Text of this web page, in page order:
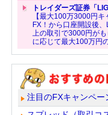
トレイダーズ証券「
【最大100万3000円
FX！から口座開設後
上の取引で3000円が
に応じて最大100万円
注目のFXキャンペー